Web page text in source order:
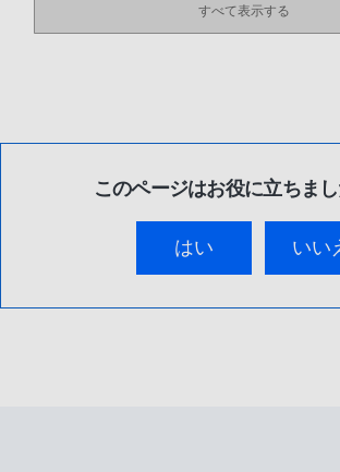
すべて表示する
このページはお役に立ちま
はい いい